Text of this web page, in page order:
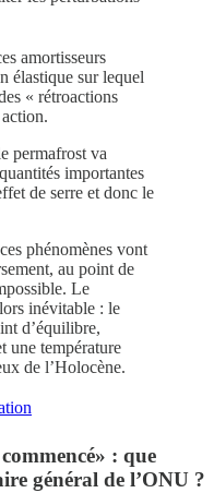
amortisseurs
élastique sur lequel
« rétroactions
permafrost va
importantes
de serre et donc le
phénomènes vont
au point de
Le
inévitable : le
d’équilibre,
une température
de l’Holocène.
: que
général de l’ONU ?